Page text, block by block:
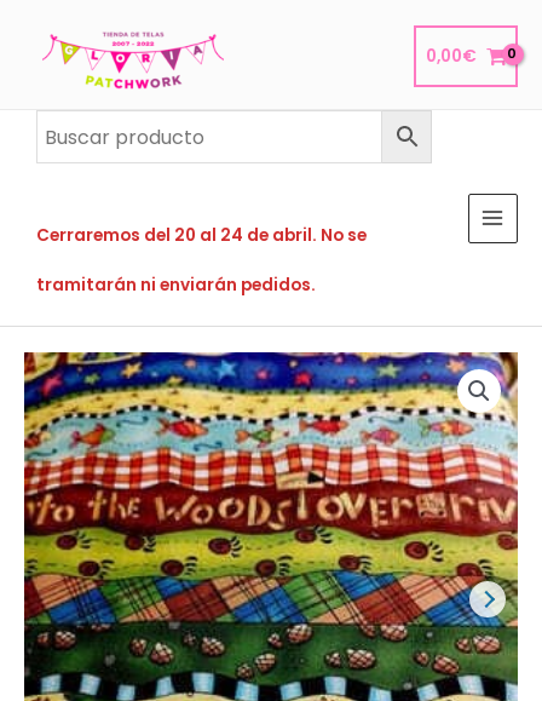
0,00€
Cerraremos del 20 al 24 de abril. No se
tramitarán ni enviarán pedidos.